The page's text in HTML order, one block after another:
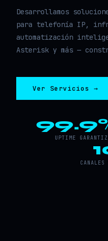
Desarrollamos
para telefonía IP,
automatización
Asterisk y más —
Ver Servicios →
UPTIME
CANALES